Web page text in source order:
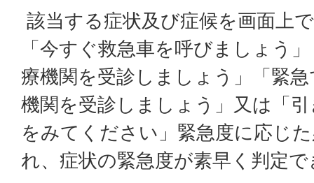
該当する症状及び症候を画面上
「今すぐ救急車を呼びましょう
療機関を受診しましょう」「緊
機関を受診しましょう」又は「
をみてください」緊急度に応じ
れ、症状の緊急度が素早く判定